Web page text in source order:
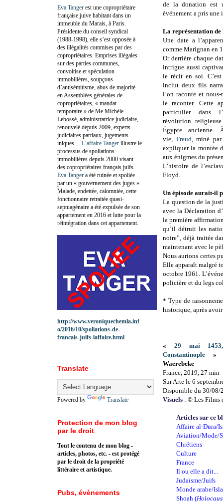
de la donation est
événement a pris une
La représentation de
Une date a
comme Marignan en
Or derrière chaque
intrigue aussi
le récit en soi.
inclut deux fils
l’on raconte et
le raconter. Cette
particulier dans
révolution
Égypte
vie, Freud, miné
expliquer la montée
aux énigmes du
L’histoire de
Floyd.
Un épisode aurait-il
La question de la
avec la Déclaration
la première
qu’il détruit les
noire”, déjà traitée
maintenant avec le
Nous aurions certes
Elle apparaît malgré
octobre 1961.
policière et du legs
* Type de
historique, après
« 29 mai
Constantinople »
Waerebeke
France, 2019, 27 min
Sur Arte le 6
Disponible du 30/08/
Visuels : © Les Films
Articles sur ce
Affaire al-Dura/
Aviation/Mode/
Chrétiens
Culture
France
Il ou elle a dit...
Judaïsme/Juifs
Monde arabe/
Shoah (
Eva Tanger est une copropriétaire
française juive habitant dans un
immeuble du Marais, à Paris.
Présidente du conseil syndical
(1988-1998), elle s’est opposée à
des illégalités commises par des
copropriétaires. Emprises illégales
sur des parties communes,
convoitise et spéculation
immobilières, soupçons
d’antisémitisme, abus de majorité
en Assemblées générales de
copropriétaires, « mandat
temporaire » de Me Michèle
Lebossé, administratrice judiciaire,
renouvelé depuis 2009, experts
judiciaires partiaux, jugements
iniques… L’affaire Tanger illustre le
processus de spoliations
immobilières depuis 2000 visant
des copropriétaires français juifs.
Eva Tanger a été ruinée et spoliée
par un « gouvernement des juges ».
Malade, endettée, calomniée, cette
fonctionnaire retraitée quasi-
septuagénaire a été expulsée de son
appartement en 2016 et lutte pour la
réintégration dans cet appartement.
http://www.veroniquechemla.inf
o/2016/10/spoliations-de-
francais-juifs-laffaire.html
Translate
Powered by Translate
Protection de mon blog
par le droit
Tout le contenu de mon blog -
articles, photos, etc. - est protégé
par le droit de la propriété
littéraire et artistique.
Pubs, évènements